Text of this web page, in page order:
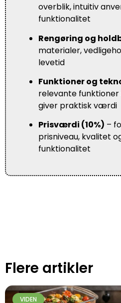
overblik, intuitiv
funktionalitet
Rengøring og
materialer,
levetid
Funktioner og
relevante
giver praktisk værdi
Prisværdi (10%) –
prisniveau, kvalitet
funktionalitet
Flere artikler
VIDEN